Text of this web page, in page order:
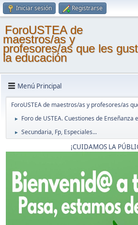
Iniciar sesión Registrarse
ForoUSTEA de
maestros/as y
profesores/as que les
la educación
Menú Principal
ForoUSTEA de maestros/as y profesores/as
► Foro de USTEA. Cuestiones de Enseñanza
► Secundaria, Fp, Especiales...
¡CUIDAMOS LA